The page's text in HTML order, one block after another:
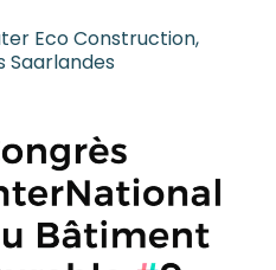
Eco Construction,